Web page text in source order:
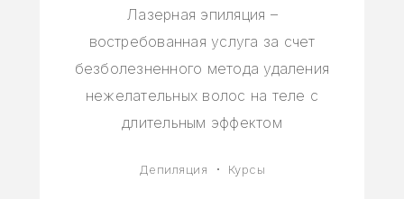
Лазерная эпиляция –
востребованная услуга за счет
безболезненного метода удаления
нежелательных волос на теле с
длительным эффектом
Депиляция Курсы